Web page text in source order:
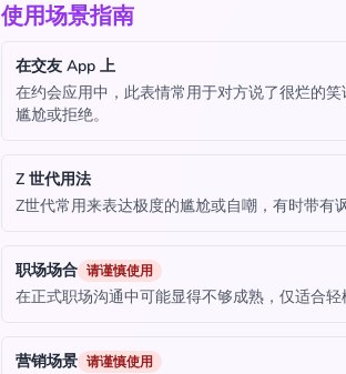
使用场景指南
在交友 App 上
在约会应用中，此表情常用于对方说了很烂的
尴尬或拒绝。
Z 世代用法
Z世代常用来表达极度的尴尬或自嘲，有时带有
职场场合 请谨慎使用
在正式职场沟通中可能显得不够成熟，仅适合轻
营销场景 请谨慎使用